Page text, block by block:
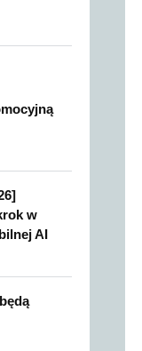
w
AI